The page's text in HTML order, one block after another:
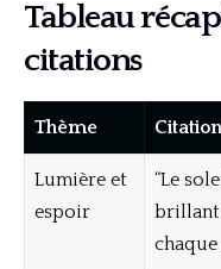
Tableau
citations
Thème
Lumière et
espoir
“Le
brillant
chaque